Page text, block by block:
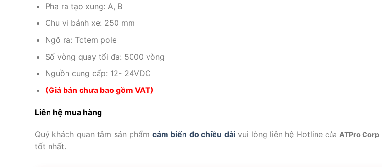
Pha ra tạo xung: A, B
Chu vi bánh xe: 250 mm
Ngõ ra: Totem pole
Số vòng quay tối đa: 5000 vòng
Nguồn cung cấp: 12- 24VDC
(Giábán chưa bao gồm VAT)
Liên hệ mua hàng
Quý khách quan tâm sản phẩm cảm biến đo chiều dàivui lòng liên hệ Hotlinecủa ATPro Corp
tốt nhất.